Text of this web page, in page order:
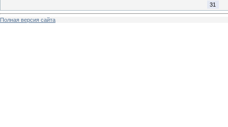
31
Полная версия сайта